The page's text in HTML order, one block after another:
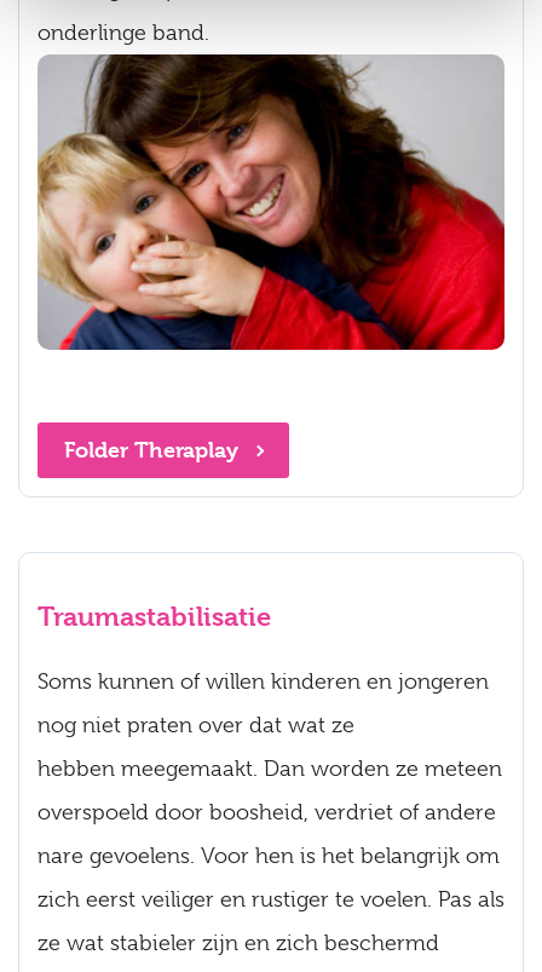
onderlinge band.
Folder Theraplay
Traumastabilisatie
Soms kunnen of willen kinderen en jongeren
nog niet praten over dat wat ze
hebben meegemaakt. Dan worden ze meteen
overspoeld door boosheid, verdriet of andere
nare gevoelens. Voor hen is het belangrijk om
zich eerst veiliger en rustiger te voelen. Pas als
ze wat stabieler zijn en zich beschermd